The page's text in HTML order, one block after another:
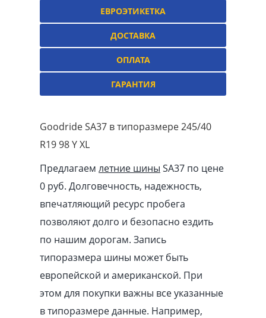
ЕВРОЭТИКЕТКА
ДОСТАВКА
ОПЛАТА
ГАРАНТИЯ
Goodride SA37 в типоразмере 245/40
R19 98 Y XL
Предлагаем летние шины SA37 по цене
0 руб. Долговечность, надежность,
впечатляющий ресурс пробега
позволяют долго и безопасно ездить
по нашим дорогам. Запись
типоразмера шины может быть
европейской и американской. При
этом для покупки важны все указанные
в типоразмере данные. Например,